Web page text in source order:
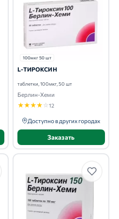
100мкг 50 шт
L-ТИРОКСИН
таблетки, 100мкг, 50 шт
Берлин-Хеми
★★★★ ☆12
Доступно в других городах
Заказать